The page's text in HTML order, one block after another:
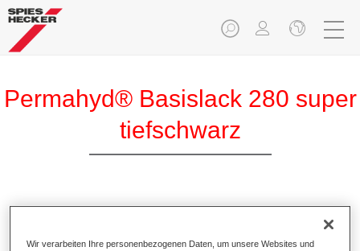
Permahyd® Basislack 280 super
tiefschwarz
Wir verarbeiten Ihre personenbezogenen Daten, um unsere Websites und